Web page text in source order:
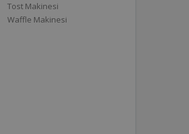
Tost Makinesi
Waffle Makinesi